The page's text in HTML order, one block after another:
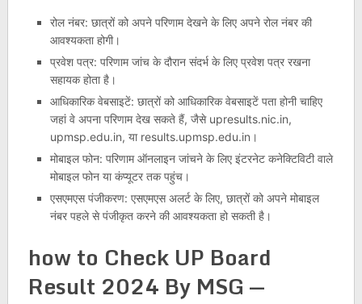
रोल नंबर: छात्रों को अपने परिणाम देखने के लिए अपने रोल नंबर की
आवश्यकता होगी।
प्रवेश पत्र: परिणाम जांच के दौरान संदर्भ के लिए प्रवेश पत्र रखना
सहायक होता है।
आधिकारिक वेबसाइटें: छात्रों को आधिकारिक वेबसाइटें पता होनी चाहिए
जहां वे अपना परिणाम देख सकते हैं, जैसे upresults.nic.in,
upmsp.edu.in, या results.upmsp.edu.in।
मोबाइल फोन: परिणाम ऑनलाइन जांचने के लिए इंटरनेट कनेक्टिविटी वाले
मोबाइल फोन या कंप्यूटर तक पहुंच।
एसएमएस पंजीकरण: एसएमएस अलर्ट के लिए, छात्रों को अपने मोबाइल
नंबर पहले से पंजीकृत करने की आवश्यकता हो सकती है।
how to Check UP Board
Result 2024 By MSG —